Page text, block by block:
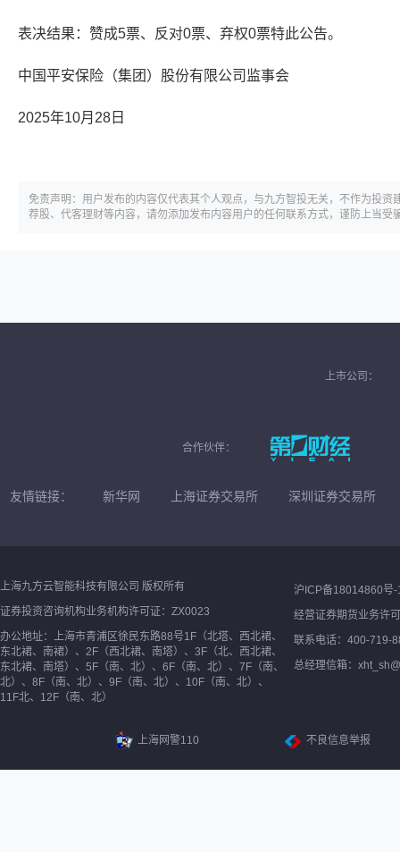
表决结果：赞成5票、反对0票、弃权0票特此公告。
中国平安保险（集团）股份有限公司监事会
2025年10月28日
免责声明：用户发布的内容仅代表其个人观点，与九方智投无关，不作为投
荐股、代客理财等内容，请勿添加发布内容用户的任何联系方式，谨防上当受
上市公司：
合作伙伴：
友情链接： 新华网 上海证券交易所 深圳证券交易所
上海九方云智能科技有限公司 版权所有
证券投资咨询机构业务机构许可证：ZX0023
办公地址：上海市青浦区徐民东路88号1F（北塔、西北裙、
东北裙、南裙）、2F（西北裙、南塔）、3F（北、西北裙、
东北裙、南塔）、5F（南、北）、6F（南、北）、7F（南、
北）、8F（南、北）、9F（南、北）、10F（南、北）、
11F北、12F（南、北）
沪ICP备18014860号-
经营证券期货业务许
联系电话：400-719-
总经理信箱：
上海网警110 不良信息举报